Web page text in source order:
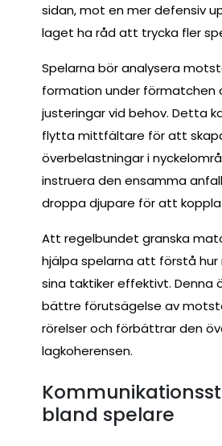
sidan, mot en mer defensiv
laget ha råd att trycka fler
Spelarna bör analysera
formation under förmatchen
justeringar vid behov. Detta
flytta mittfältare för att
överbelastningar i
instruera den ensamma
droppa djupare för att
Att regelbundet granska
hjälpa spelarna att förstå hur
sina taktiker effektivt. Denna
bättre förutsägelse av
rörelser och förbättrar den
lagkoherensen.
bland spelare